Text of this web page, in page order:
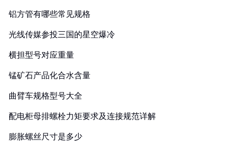
铝方管有哪些常见规格
光线传媒参投三国的星空爆冷
横担型号对应重量
锰矿石产品化合水含量
曲臂车规格型号大全
配电柜母排螺栓力矩要求及连接规范详解
膨胀螺丝尺寸是多少